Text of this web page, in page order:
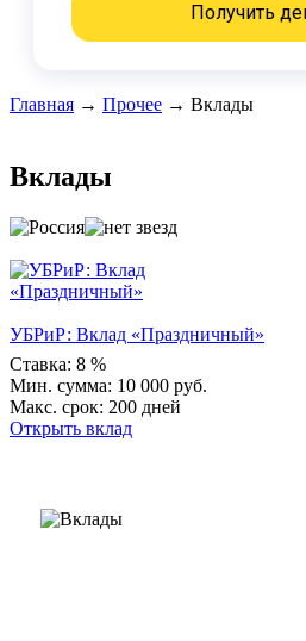
Получить
Главная → Прочее → Вклады
Вклады
УБРиР: Вклад «Праздничный»
Ставка: 8 %
Мин. сумма: 10 000 руб.
Макс. срок: 200 дней
Открыть вклад